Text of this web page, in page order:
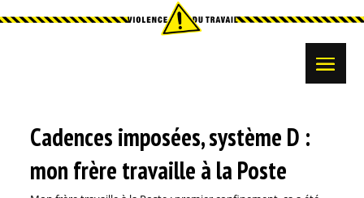
Cadences imposées, système D :
mon frère travaille à la Poste